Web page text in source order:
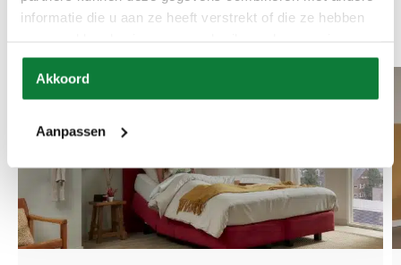
informatie die u aan ze heeft verstrekt of die ze hebben
Akkoord
Aanpassen
bevorderen, zodat u elke dag vol energie kunt beginnen.